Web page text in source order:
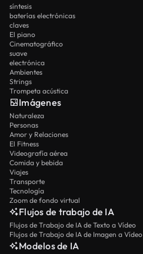
síntesis
baterías electrónicas
claves
El piano
Cinematográfico
suave
electrónica
Ambientes
Strings
Trompeta acústica
Imágenes
Naturaleza
Personas
Amor y Relaciones
El Fitness
Videografía aérea
Comida y bebida
Viajes
Transporte
Tecnología
Zoom de fondo virtual
Flujos de trabajo de IA
Flujos de Trabajo de IA de Texto a Vídeo
Flujos de Trabajo de IA de Imagen a Vídeo
Modelos de IA